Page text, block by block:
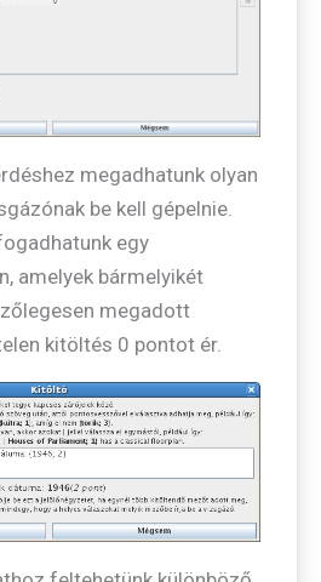
megadhatunk olyan
be kell gépelnie.
egy
amelyek bármelyikét
megadott
kitöltés 0 pontot ér.